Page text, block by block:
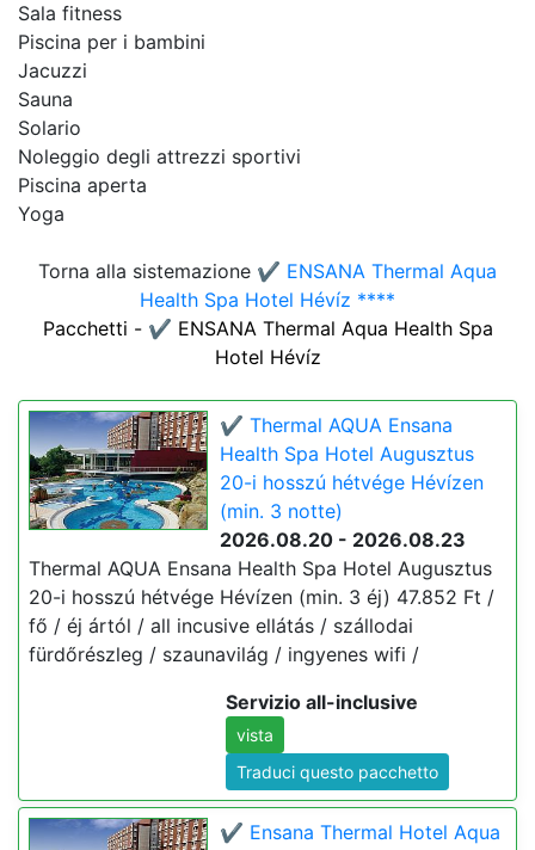
Sala fitness
Piscina per i bambini
Jacuzzi
Sauna
Solario
Noleggio degli attrezzi sportivi
Piscina aperta
Yoga
Torna alla sistemazione ✔️ ENSANA Thermal Aqua
Health Spa Hotel Hévíz ****
Pacchetti - ✔️ ENSANA Thermal Aqua Health Spa
Hotel Hévíz
✔️ Thermal AQUA Ensana
Health Spa Hotel Augusztus
20-i hosszú hétvége Hévízen
(min. 3 notte)
2026.08.20 - 2026.08.23
Thermal AQUA Ensana Health Spa Hotel Augusztus
20-i hosszú hétvége Hévízen (min. 3 éj) 47.852 Ft /
fő / éj ártól / all incusive ellátás / szállodai
fürdőrészleg / szaunavilág / ingyenes wifi /
Servizio all-inclusive
vista
Traduci questo pacchetto
✔️ Ensana Thermal Hotel Aqua